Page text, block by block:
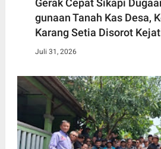
Gerak Cepat Sikapi
gunaan Tanah Kas Desa,
Karang Setia Disorot
Juli 31, 2026